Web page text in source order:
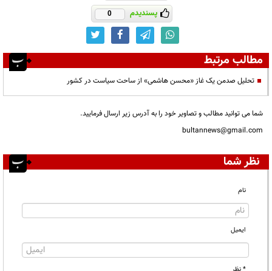
پسندیدم 0
مطالب مرتبط
تحلیل صدمن یک غاز «محسن هاشمی» از ساحت سیاست در کشور
شما می توانید مطالب و تصاویر خود را به آدرس زیر ارسال فرمایید.
bultannews@gmail.com
نظر شما
نام
ایمیل